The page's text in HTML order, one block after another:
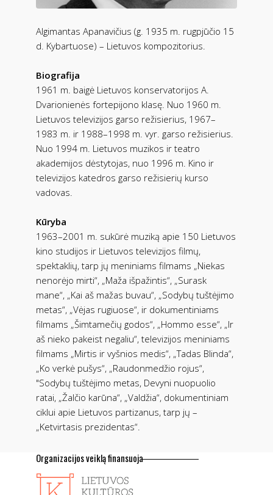
Algimantas Apanavičius (g. 1935 m. rugpjūčio 15
d. Kybartuose) – Lietuvos kompozitorius.
Biografija
1961 m. baigė Lietuvos konservatorijos A.
Dvarionienės fortepijono klasę. Nuo 1960 m.
Lietuvos televizijos garso režisierius, 1967–
1983 m. ir 1988–1998 m. vyr. garso režisierius.
Nuo 1994 m. Lietuvos muzikos ir teatro
akademijos dėstytojas, nuo 1996 m. Kino ir
televizijos katedros garso režisierių kurso
vadovas.
Kūryba
1963–2001 m. sukūrė muziką apie 150 Lietuvos
kino studijos ir Lietuvos televizijos filmų,
spektaklių, tarp jų meniniams filmams „Niekas
nenorėjo mirti“, „Maža išpažintis“, „Surask
mane“, „Kai aš mažas buvau“, „Sodybų tuštėjimo
metas“, „Vėjas rugiuose“, ir dokumentiniams
filmams „Šimtamečių godos“, „Hommo esse“, „Ir
aš nieko pakeist negaliu“, televizijos meniniams
filmams „Mirtis ir vyšnios medis“, „Tadas Blinda“,
„Ko verkė pušys“, „Raudonmedžio rojus“,
"Sodybų tuštėjimo metas, Devyni nuopuolio
ratai, „Žalčio karūna“, „Valdžia“, dokumentiniam
ciklui apie Lietuvos partizanus, tarp jų –
„Ketvirtasis prezidentas“.
Organizacijos veiklą finansuoja